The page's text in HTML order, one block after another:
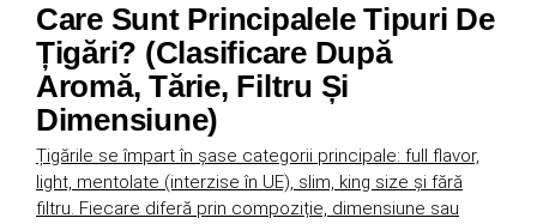
Care Sunt Principalele Tipuri De
Țigări? (Clasificare După
Aromă, Tărie, Filtru Și
Dimensiune)
Țigările se împart în șase categorii principale: full flavor,
light, mentolate (interzise în UE), slim, king size și fără
filtru. Fiecare diferă prin compoziție, dimensiune sau